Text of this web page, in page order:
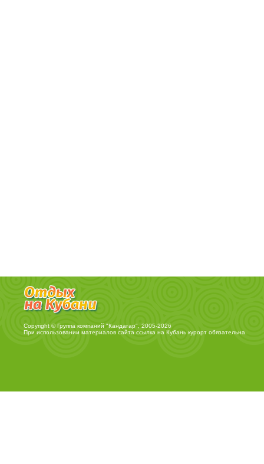
Copyright © Группа компаний "Кандагар", 2005-2026
При использовании материалов сайта ссылка на Кубань курортобязательна.